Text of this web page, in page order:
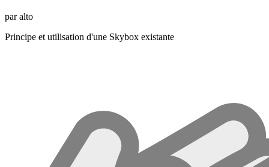
par alto
Principe et utilisation d'une Skybox existante